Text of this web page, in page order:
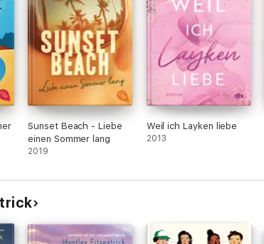
Sunset Beach - Liebe
einen Sommer lang
2019
Weil ich Layken liebe
2013